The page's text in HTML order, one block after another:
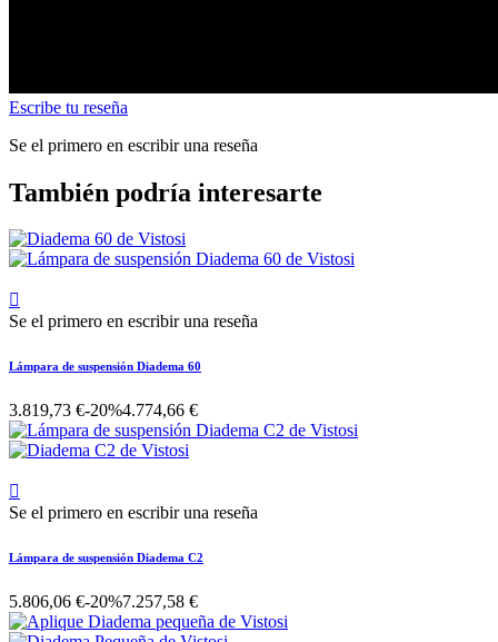
Escribe tu reseña
Se el primero en escribir una reseña
También podría interesarte

Se el primero en escribir una reseña
Lámpara de suspensión Diadema 60
3.819,73 €-20%4.774,66 €

Se el primero en escribir una reseña
Lámpara de suspensión Diadema C2
5.806,06 €-20%7.257,58 €